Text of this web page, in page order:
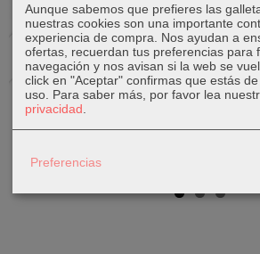
Agotado
Gato de
madera
León de
Aunque sabemos que prefieres las
nuestras cookies son una importante
experiencia de compra. Nos ayudan a
ofertas, recuerdan tus preferencias para
navegación y nos avisan si la web se
click en "Aceptar" confirmas que estás
uso. Para saber más, por favor lea
privacidad
Preferencias